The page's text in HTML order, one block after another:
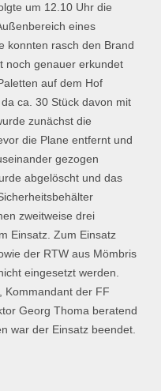
um 12.10 Uhr die
eines
konnten rasch den Brand
noch genauer erkundet
auf dem Hof
ca. 30 Stück davon mit
zunächst die
die Plane entfernt und
gezogen
abgelöscht und das
zweitweise drei
Einsatz. Zum Einsatz
der RTW aus Mömbris
eingesetzt werden.
Kommandant der FF
Georg Thoma beratend
war der Einsatz beendet.